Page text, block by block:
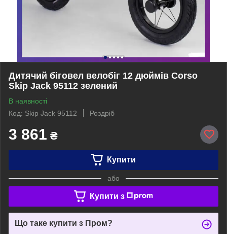
Дитячий біговел велобіг 12 дюймів Corso
Skip Jack 95112 зелений
В наявності
Код: Skip Jack 95112
Роздріб
3 861 ₴
Купити
або
Купити з
Що таке купити з Пром?